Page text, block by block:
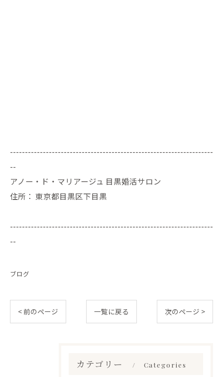
--------------------------------------------------------------------
--
アノー・ド・マリアージュ 目黒婚活サロン
住所： 東京都目黒区下目黒
--------------------------------------------------------------------
--
ブログ
< 前のページ 一覧に戻る 次のページ >
カテゴリー Categories